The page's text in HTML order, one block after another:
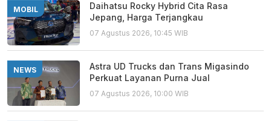
MOBIL
Daihatsu Rocky Hybrid Cita Rasa
Jepang, Harga Terjangkau
07 Agustus 2026, 10:45 WIB
NEWS
Astra UD Trucks dan Trans Migasindo
Perkuat Layanan Purna Jual
07 Agustus 2026, 10:00 WIB